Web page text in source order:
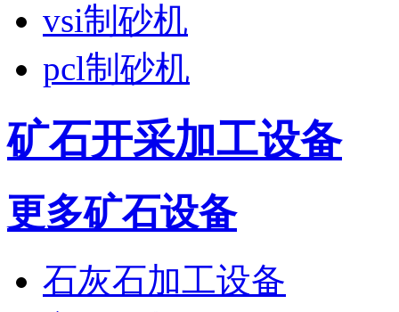
vsi制砂机
pcl制砂机
矿石开采加工设备
更多矿石设备
石灰石加工设备